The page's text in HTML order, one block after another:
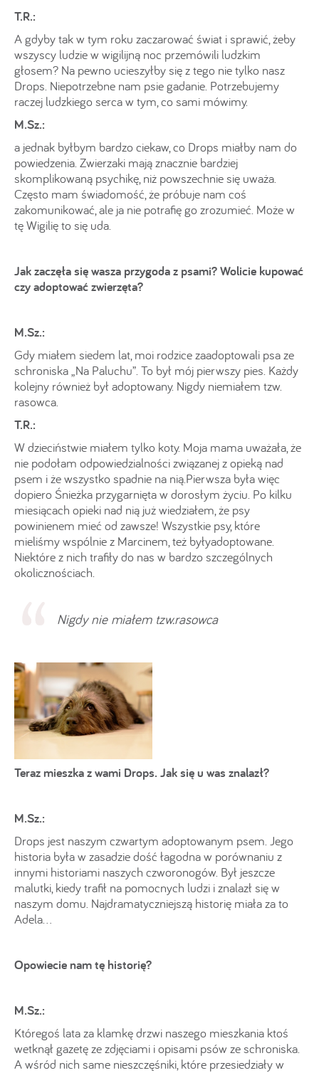
T.R.:
A gdyby tak w tym roku zaczarować świat i sprawić, żeby
wszyscy ludzie w wigilijną noc przemówili ludzkim
głosem? Na pewno ucieszyłby się z tego nie tylko nasz
Drops. Niepotrzebne nam psie gadanie. Potrzebujemy
raczej ludzkiego serca w tym, co sami mówimy.
M.Sz.:
a jednak byłbym bardzo ciekaw, co Drops miałby nam do
powiedzenia. Zwierzaki mają znacznie bardziej
skomplikowaną psychikę, niż powszechnie się uważa.
Często mam świadomość, że próbuje nam coś
zakomunikować, ale ja nie potrafię go zrozumieć. Może w
tę Wigilię to się uda.
Jak zaczęła się wasza przygoda z psami? Wolicie kupować
czy adoptować zwierzęta?
M.Sz.:
Gdy miałem siedem lat, moi rodzice zaadoptowali psa ze
schroniska „Na Paluchu”. To był mój pierwszy pies. Każdy
kolejny również był adoptowany. Nigdy niemiałem tzw.
rasowca.
T.R.:
W dzieciństwie miałem tylko koty. Moja mama uważała, że
nie podołam odpowiedzialności związanej z opieką nad
psem i że wszystko spadnie na nią.Pierwsza była więc
dopiero Śnieżka przygarnięta w dorosłym życiu. Po kilku
miesiącach opieki nad nią już wiedziałem, że psy
powinienem mieć od zawsze! Wszystkie psy, które
mieliśmy wspólnie z Marcinem, też byłyadoptowane.
Niektóre z nich trafiły do nas w bardzo szczególnych
okolicznościach.
Nigdy nie miałem tzw.rasowca
Teraz mieszka z wami Drops. Jak się u was znalazł?
M.Sz.:
Drops jest naszym czwartym adoptowanym psem. Jego
historia była w zasadzie dość łagodna w porównaniu z
innymi historiami naszych czworonogów. Był jeszcze
malutki, kiedy trafił na pomocnych ludzi i znalazł się w
naszym domu. Najdramatyczniejszą historię miała za to
Adela…
Opowiecie nam tę historię?
M.Sz.:
Któregoś lata za klamkę drzwi naszego mieszkania ktoś
wetknął gazetę ze zdjęciami i opisami psów ze schroniska.
A wśród nich same nieszczęśniki, które przesiedziały w